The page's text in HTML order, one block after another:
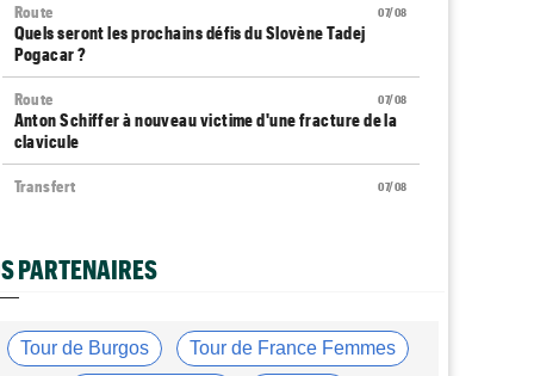
07/08
Route
Quels seront les prochains défis du Slovène Tadej
Pogacar ?
07/08
Route
Anton Schiffer à nouveau victime d'une fracture de la
clavicule
07/08
Transfert
Tour d'Espagne
Le parcours de la 20e étape a été modifié en raison
07/08
Média
PARTENAIRES
Tour de Burgos Tour de France Femmes